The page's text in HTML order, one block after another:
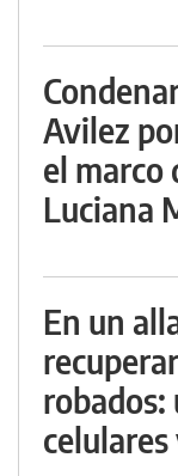
Avilez
el marco
Luciana
En un